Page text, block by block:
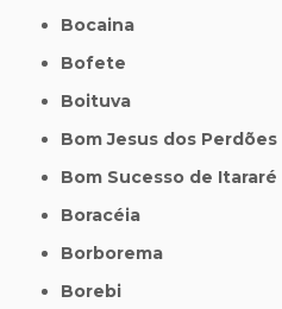
Bocaina
Bofete
Boituva
Bom Jesus dos Perdões
Bom Sucesso de Itararé
Boracéia
Borborema
Borebi